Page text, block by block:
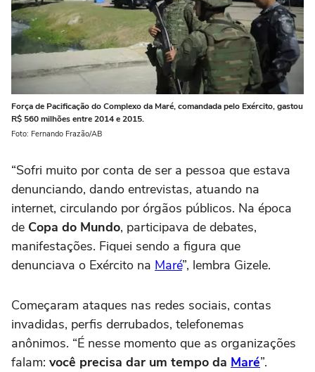
Força de Pacificação do Complexo da Maré, comandada pelo Exército, gastou
R$ 560 milhões entre 2014 e 2015.
Foto: Fernando Frazão/AB
“Sofri muito por conta de ser a pessoa que estava
denunciando, dando entrevistas, atuando na
internet, circulando por órgãos públicos. Na época
de Copa do Mundo, participava de debates,
manifestações. Fiquei sendo a figura que
denunciava o Exército na Maré”, lembra Gizele.
Começaram ataques nas redes sociais, contas
invadidas, perfis derrubados, telefonemas
anônimos. “É nesse momento que as organizações
falam: você precisa dar um tempo da Maré”.